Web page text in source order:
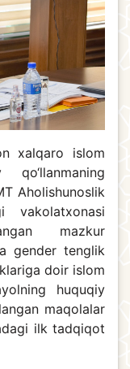
xalqaro islom
Aholishunoslik
vakolatxonasi
mazkur
gender tenglik
doir islom
huquqiy
maqolalar
ilk tadqiqot